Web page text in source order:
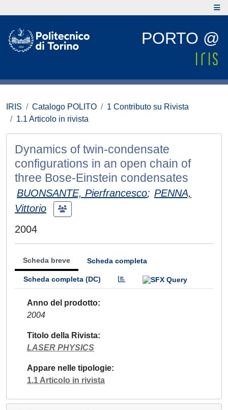
PORTO @
IRIS Catalogo POLITO
1 Contributo su Rivista
1.1 Articolo in rivista
Dynamics of twin-condensate
configurations in an open chain of
three Bose-Einstein condensates
BUONSANTE, Pierfrancesco; PENNA,
Vittorio
2004
Scheda breve Scheda completa
Scheda completa (DC)
Anno del prodotto
2004
Titolo della Rivista
LASER PHYSICS
Appare nelle tipologie
1.1 Articolo in rivista